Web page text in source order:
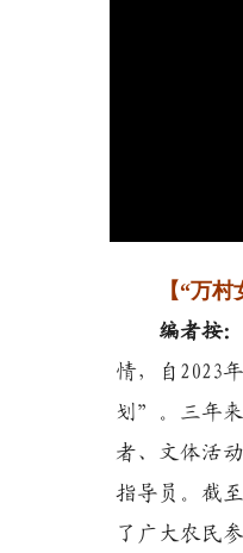
【“万村女
编者按：
情，自2023
划”。三年
者、文体活
指导员。截
了广大农民